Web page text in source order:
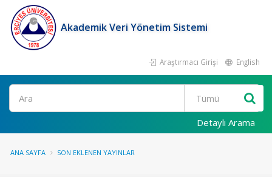
Akademik Veri Yönetim Sistemi
Araştırmacı Girişi English
Ara
Detaylı Arama
ANA SAYFA SON EKLENEN YAYINLAR